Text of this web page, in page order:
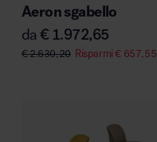
Aeron sgabello
da€ 1.972,65
€2.630,20 Risparmi€657,55